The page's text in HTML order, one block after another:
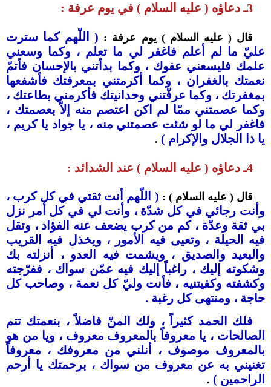
3ـ دعاؤه ( عليه السلام ) في يوم عرفة :
قال ( عليه السلام ) يوم عرفة : ( اللّهم كما سترت
عليّ ما لم أعلم فاغفر لي ما تعلم ، وكما وسعني
علمك فليسعني عفوك ، وكما بدأتني بالإحسان فأتمّ
نعمتك بالغفران ، وكما أكرمتني بمعرفتك فأشفعها
بمغفرتك ، وكما عرفّتني وحدانيتك فأكرمني بطاعتك ،
وكما عصمتني ممّا لم اكن اعتصم منه إلاّ بعصمتك ،
فاغفر لي ما لو شئت عصمتني منه ، يا جواد يا كريم ،
يا ذا الجلال والإكرام ) .
4ـ دعاؤه ( عليه السلام ) عند الشدائد :
قال ( عليه السلام ) : ( اللّهم أنت ثقتي في كل كرب ،
وأنت رجائي في كل شدّة ، وأنت لي في كل أمر نزل
بي ثقة وعدّة ، كم من كرب يضعف عنه الفؤاد ، وتقل
فيه الحيلة ، وتعيى فيه الأمور ، ويخذل فيه القريب
والبعيد والصديق ، ويشمت فيه العدو ، أنزلته بك
وشكوته إليك ، راغباً إليك فيه عمّن سواك ، ففرّجته
وكشفته وكفيتنيه ، فأنت وليّ كل نعمة ، وصاحب كل
حاجة ، ومنتهى كل رغبة .
فلك الحمد كثيراً ، ولك المنّ فاضلاً ، بنعمتك تتم
الصالحات ، يا معروفاً بالمعروف معروف ، ويا من هو
بالمعروف موصوف ، أنلني من معروفك ، معروفاً
تغنيني به عن معروف من سواك ، برحمتك يا أرحم
الراحمين ) .